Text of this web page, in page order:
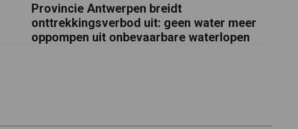
Provincie Antwerpen breidt
onttrekkingsverbod uit: geen water meer
oppompen uit onbevaarbare waterlopen